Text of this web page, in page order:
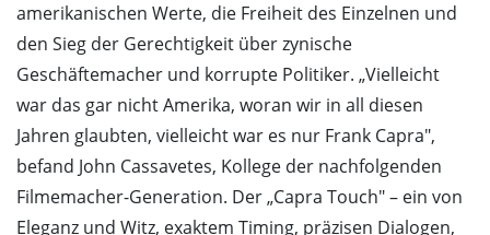
amerikanischen Werte, die Freiheit des Einzelnen und
den Sieg der Gerechtigkeit über zynische
Geschäftemacher und korrupte Politiker. „Vielleicht
war das gar nicht Amerika, woran wir in all diesen
Jahren glaubten, vielleicht war es nur Frank Capra",
befand John Cassavetes, Kollege der nachfolgenden
Filmemacher-Generation. Der „Capra Touch" – ein von
Eleganz und Witz, exaktem Timing, präzisen Dialogen,